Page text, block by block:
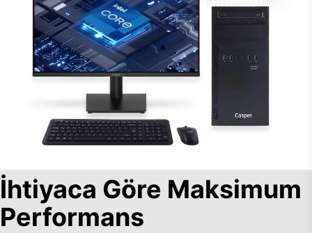
İhtiyaca Göre Maksimum
Performans